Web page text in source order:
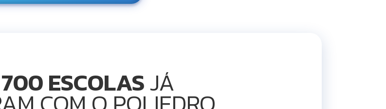
700 ESCOLASJÁ